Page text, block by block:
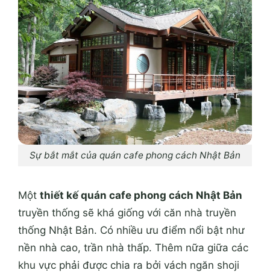
Sự bắt mắt của quán cafe phong cách Nhật Bản
Một thiết kế quán cafe phong cách Nhật Bản
truyền thống sẽ khá giống với căn nhà truyền
thống Nhật Bản. Có nhiều ưu điểm nổi bật như
nền nhà cao, trần nhà thấp. Thêm nữa giữa các
khu vực phải được chia ra bởi vách ngăn shoji